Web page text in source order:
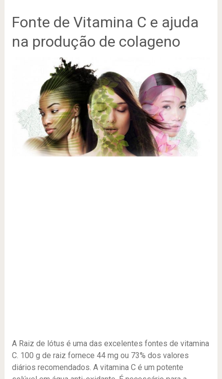
Fonte de Vitamina C e ajuda
na produção de colageno
A Raiz de lótus é uma das excelentes fontes de vitamina
C. 100 g de raiz fornece 44 mg ou 73% dos valores
diários recomendados. A vitamina C é um potente